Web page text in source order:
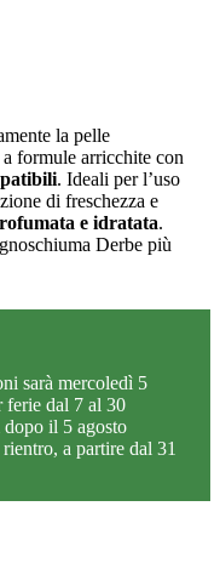
la pelle
formule arricchite con
. Ideali per l’uso
di freschezza e
e idratata.
Derbe più
sarà mercoledì 5
ferie dal 7 al 30
il 5 agosto
a partire dal 31